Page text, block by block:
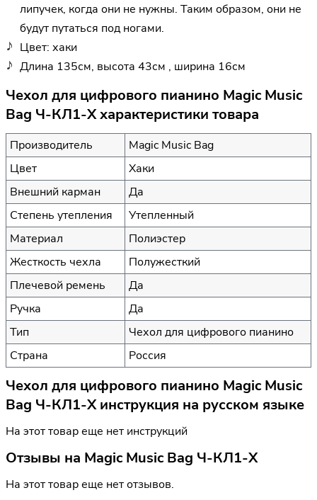
липучек, когда они не нужны. Таким образом, они не
будут путаться под ногами.
Цвет: хаки
Длина 135см, высота 43см , ширина 16см
Чехол для цифрового пианино Magic Music
Bag Ч-КЛ1-Х характеристики товара
Производитель
Magic Music Bag
Цвет
Хаки
Внешний карман
Да
Степень утепления
Утепленный
Материал
Полиэстер
Жесткость чехла
Полужесткий
Плечевой ремень
Да
Ручка
Да
Тип
Чехол для цифрового пианино
Страна
Россия
Чехол для цифрового пианино Magic Music
Bag Ч-КЛ1-Х инструкция на русском языке
На этот товар еще нет инструкций
Отзывы на Magic Music Bag Ч-КЛ1-Х
На этот товар еще нет отзывов.